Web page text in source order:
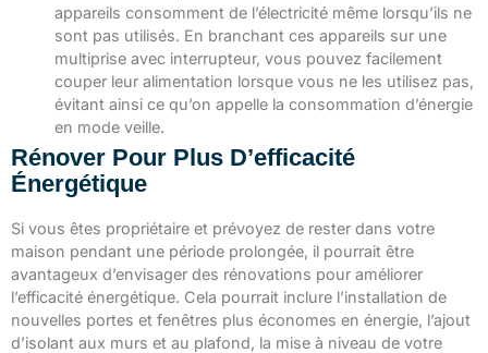
appareils consomment de l’électricité même lorsqu’ils ne
sont pas utilisés. En branchant ces appareils sur une
multiprise avec interrupteur, vous pouvez facilement
couper leur alimentation lorsque vous ne les utilisez pas,
évitant ainsi ce qu’on appelle la consommation d’énergie
en mode veille.
Rénover Pour Plus D’efficacité
Énergétique
Si vous êtes propriétaire et prévoyez de rester dans votre
maison pendant une période prolongée, il pourrait être
avantageux d’envisager des rénovations pour améliorer
l’efficacité énergétique. Cela pourrait inclure l’installation de
nouvelles portes et fenêtres plus économes en énergie, l’ajout
d’isolant aux murs et au plafond, la mise à niveau de votre